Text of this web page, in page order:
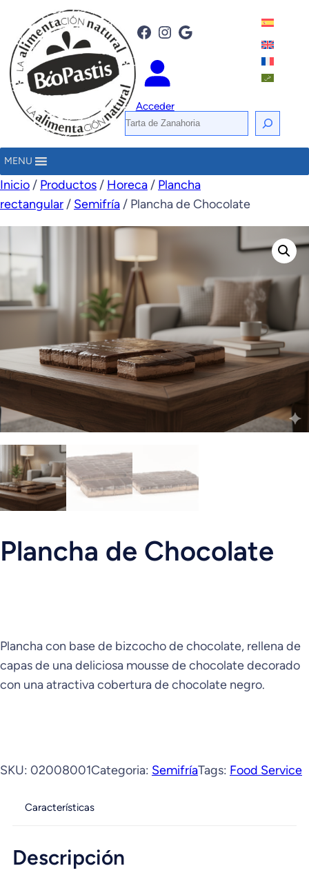
Facebook Instagram Google
Acceder
B
u
c
a
MENU
Inicio / Productos / Horeca / Plancha
rectangular / Semifría / Plancha de Chocolate
Plancha de Chocolate
Plancha con base de bizcocho de chocolate, rellena de
capas de una deliciosa mousse de chocolate decorado
con una atractiva cobertura de chocolate negro.
SKU: 02008001Categoria: SemifríaTags: Food Service
Características
Descripción